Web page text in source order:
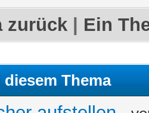
zurück Ein
Thema